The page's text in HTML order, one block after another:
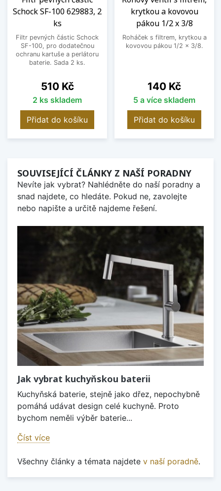
Schock SF-100 629883, 2
ks
Filtr pevných částic Schock
SF-100, pro dodatečnou
ochranu kartuše a perlátoru
baterie. Sada 2 ks.
Cena
510 Kč
2 ks skladem
Přidat do košíku
krytkou a kovovou
pákou 1/2 x 3/8
Roháček s filtrem, krytkou a
kovovou pákou 1/2 x 3/8.
Cena
140 Kč
5 a více skladem
Přidat do košíku
SOUVISEJÍCÍ ČLÁNKY Z NAŠÍ PORADNY
Nevíte jak vybrat? Nahlédněte do naší poradny a
snad najdete, co hledáte. Pokud ne, zavolejte
nebo napište a určitě najdeme řešení.
Jak vybrat kuchyňskou baterii
Kuchyňská baterie, stejně jako dřez, nepochybně
pomáhá udávat design celé kuchyně. Proto
bychom neměli výběr baterie...
Číst více
Všechny články a témata najdete v naší poradně.